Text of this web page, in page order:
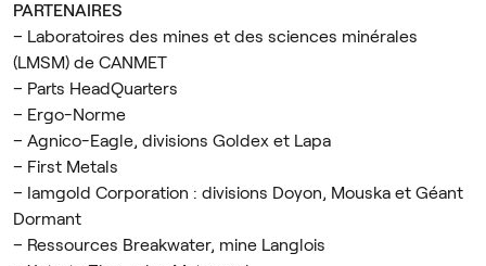
PARTENAIRES
– Laboratoires des mines et des sciences minérales
(LMSM) de CANMET
– Parts HeadQuarters
– Ergo-Norme
– Agnico-Eagle, divisions Goldex et Lapa
– First Metals
– Iamgold Corporation : divisions Doyon, Mouska et Géant
Dormant
– Ressources Breakwater, mine Langlois